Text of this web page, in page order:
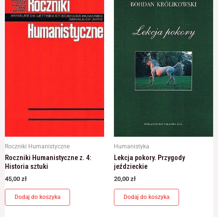
Roczniki Humanistyczne
Roczniki Humanistyczne z. 4:
Historia sztuki
45,00 zł
Dodaj do koszyka
Humanistyka
Lekcja pokory. Przygody
jeździeckie
20,00 zł
Dodaj do koszyka